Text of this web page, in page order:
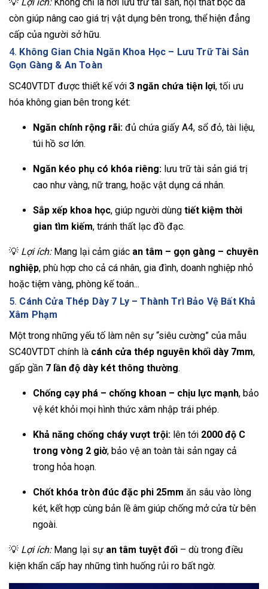
còn giúp nâng cao giá trị vật dụng bên trong, thể hiện đẳng
cấp của người sở hữu.
4. Không Gian Chia Ngăn Khoa Học – Lưu Trữ Tài Sản
Gọn Gàng & An Toàn
SC40VTDT được thiết kế với 3 ngăn chứa tiện lợi, tối ưu
hóa không gian bên trong két:
Ngăn chính rộng rãi: đủ chứa giấy A4, sổ đỏ, tài liệu,
túi hồ sơ lớn.
Ngăn kéo phụ có khóa riêng: lưu trữ tài sản giá trị
cao như vàng, nữ trang, hoặc vật dụng cá nhân.
Sắp xếp khoa học, giúp người dùng tiết kiệm thời
gian tìm kiếm, tránh thất lạc đồ đạc.
💡 Lợi ích:Mang lại cảm giác an tâm – gọn gàng – chuyên
nghiệp, phù hợp cho cả cá nhân, gia đình, doanh nghiệp nhỏ
hoặc tiệm vàng, phòng kế toán...
5. Cánh Cửa Thép Dày 7 Ly – Thành Trì Bảo Vệ Bất Khả
Xâm Phạm
Một trong những yếu tố làm nên sự “siêu cường” của mẫu
SC40VTDT chính là cánh cửa thép nguyên khối dày 7mm,
gấp gần 7 lần độ dày két thông thường.
Chống cạy phá – chống khoan – chịu lực mạnh, bảo
vệ két khỏi mọi hình thức xâm nhập trái phép.
Khả năng chống cháy vượt trội: lên tới 2000 độ C
trong vòng 2 giờ, bảo vệ an toàn tài sản ngay cả
trong hỏa hoạn.
Chốt khóa tròn đúc đặc phi 25mm ăn sâu vào lòng
két, kết hợp cùng bản lề âm giúp chống mở cửa từ bên
ngoài.
💡 Lợi ích:Mang lại sự an tâm tuyệt đối – dù trong điều
kiện khẩn cấp hay những tình huống rủi ro bất ngờ.